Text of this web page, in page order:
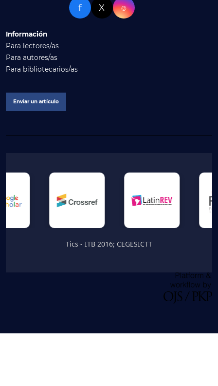
f X ⌾
Información
Para lectores/as
Para autores/as
Para bibliotecarios/as
Enviar un artículo
Tics - ITB 2016; CEGESICTT